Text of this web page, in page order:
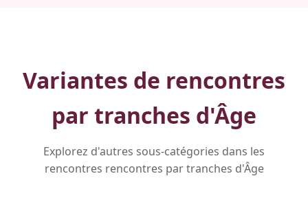
Variantes de rencontres
par tranches d'Âge
Explorez d'autres sous-catégories dans les
rencontres rencontres par tranches d'Âge